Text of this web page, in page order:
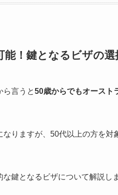
！鍵となるビザの選
ら言うと50歳からでもオースト
りますが、50代以上の方を対
鍵となるビザについて解説し